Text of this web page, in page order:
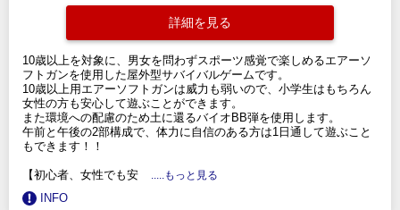
詳細を見る
10歳以上を対象に、男女を問わずスポーツ感覚で楽しめるエアーソ
フトガンを使用した屋外型サバイバルゲームです。
10歳以上用エアーソフトガンは威力も弱いので、小学生はもちろん
女性の方も安心して遊ぶことができます。
また環境への配慮のため土に還るバイオBB弾を使用します。
午前と午後の2部構成で、体力に自信のある方は1日通して遊ぶこと
もできます！！
【初心者、女性でも安 .....もっと見る
INFO